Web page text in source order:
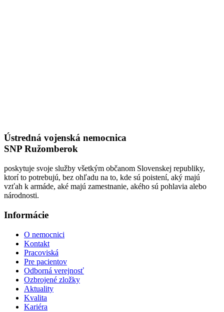
Ústredná vojenská nemocnica
SNP Ružomberok
poskytuje svoje služby všetkým občanom Slovenskej republiky,
ktorí to potrebujú, bez ohľadu na to, kde sú poistení, aký majú
vzťah k armáde, aké majú zamestnanie, akého sú pohlavia alebo
národnosti.
Informácie
O nemocnici
Kontakt
Pracoviská
Pre pacientov
Odborná verejnosť
Ozbrojené zložky
Aktuality
Kvalita
Kariéra